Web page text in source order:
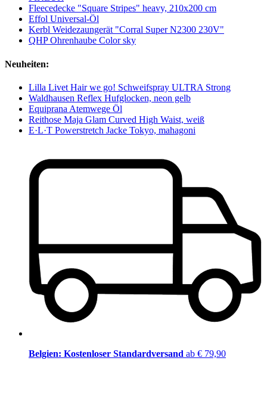
Fleecedecke "Square Stripes" heavy, 210x200 cm
Effol Universal-Öl
Kerbl Weidezaungerät "Corral Super N2300 230V"
QHP Ohrenhaube Color sky
Neuheiten:
Lilla Livet Hair we go! Schweifspray ULTRA Strong
Waldhausen Reflex Hufglocken, neon gelb
Equiprana Atemwege Öl
Reithose Maja Glam Curved High Waist, weiß
E·L·T Powerstretch Jacke Tokyo, mahagoni
Belgien: Kostenloser Standardversand ab € 79,90